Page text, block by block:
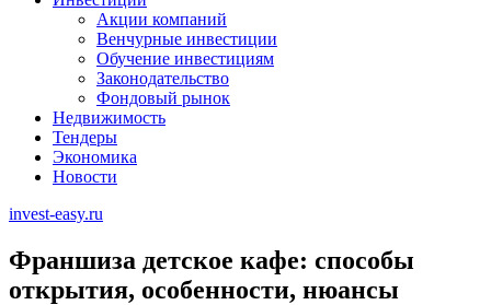
Акции компаний
Венчурные инвестиции
Обучение инвестициям
Законодательство
Фондовый рынок
Недвижимость
Тендеры
Экономика
Новости
invest-easy.ru
Франшиза детское кафе: способы
открытия, особенности, нюансы